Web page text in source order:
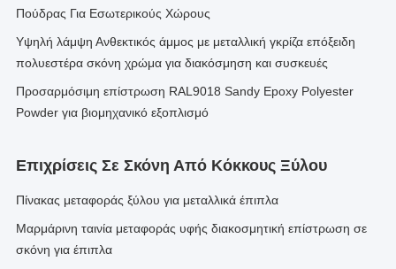
Πούδρας Για Εσωτερικούς Χώρους
Υψηλή λάμψη Ανθεκτικός άμμος με μεταλλική γκρίζα επόξειδη
πολυεστέρα σκόνη χρώμα για διακόσμηση και συσκευές
Προσαρμόσιμη επίστρωση RAL9018 Sandy Epoxy Polyester
Powder για βιομηχανικό εξοπλισμό
Επιχρίσεις Σε Σκόνη Από Κόκκους Ξύλου
Πίνακας μεταφοράς ξύλου για μεταλλικά έπιπλα
Μαρμάρινη ταινία μεταφοράς υφής διακοσμητική επίστρωση σε
σκόνη για έπιπλα